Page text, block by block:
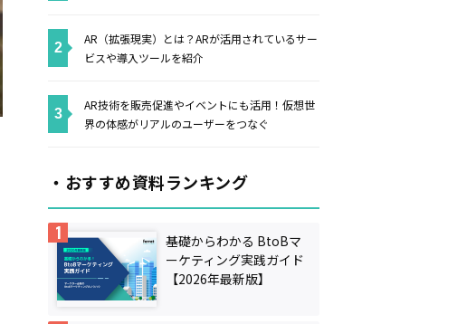
AR（拡張現実）とは？ARが活用されているサー
ビスや導入ツールを紹介
AR技術を販売促進やイベントにも活用！仮想世
界の体感がリアルのユーザーをつなぐ
・おすすめ資料ランキング
基礎からわかる BtoBマ
ーケティング実践ガイド
【2026年最新版】